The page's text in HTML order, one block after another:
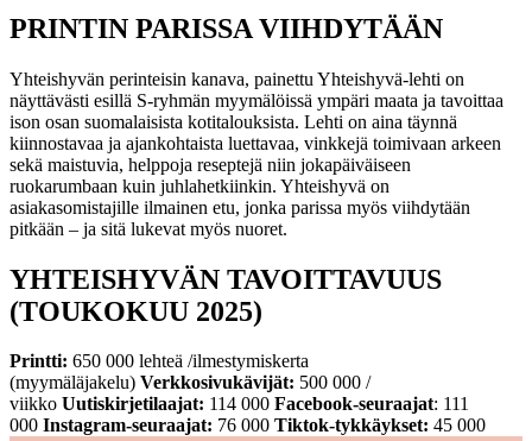
PRINTIN PARISSA VIIHDYTÄÄN
Yhteishyvän perinteisin kanava, painettu Yhteishyvä-lehti on
näyttävästi esillä S-ryhmän myymälöissä ympäri maata ja tavoittaa
ison osan suomalaisista kotitalouksista. Lehti on aina täynnä
kiinnostavaa ja ajankohtaista luettavaa, vinkkejä toimivaan arkeen
sekä maistuvia, helppoja reseptejä niin jokapäiväiseen
ruokarumbaan kuin juhlahetkiinkin. Yhteishyvä on
asiakasomistajille ilmainen etu, jonka parissa myös viihdytään
pitkään – ja sitä lukevat myös nuoret.
YHTEISHYVÄN TAVOITTAVUUS
(TOUKOKUU 2025)
Printti: 650 000 lehteä /ilmestymiskerta
(myymäläjakelu) Verkkosivukävijät: 500 000 /
viikko Uutiskirjetilaajat: 114 000 Facebook-seuraajat: 111
000 Instagram-seuraajat: 76 000 Tiktok-tykkäykset: 45 000